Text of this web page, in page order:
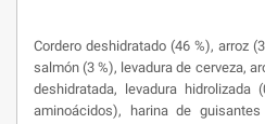
Cordero deshidratado (46 %), arroz
salmón (3 %), levadura de cerveza,
deshidratada, levadura
aminoácidos), harina de